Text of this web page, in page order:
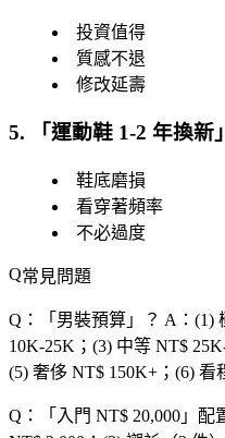
投資值得
質感不退
修改延壽
5. 「運動鞋 1-2 年換新 」
鞋底磨損
看穿著頻率
不必過度
常見問題
Q：「 男裝預算 」？ A：(1)
10K-25K；(3) 中等 NT$
(5) 奢侈 NT$ 150K+；(6) 看
Q：「 入門 NT$ 20,000 」配